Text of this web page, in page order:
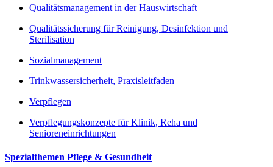
Qualitätsmanagement in der Hauswirtschaft
Qualitätssicherung für Reinigung, Desinfektion und
Sterilisation
Sozialmanagement
Trinkwassersicherheit, Praxisleitfaden
Verpflegen
Verpflegungskonzepte für Klinik, Reha und
Senioreneinrichtungen
Spezialthemen Pflege & Gesundheit